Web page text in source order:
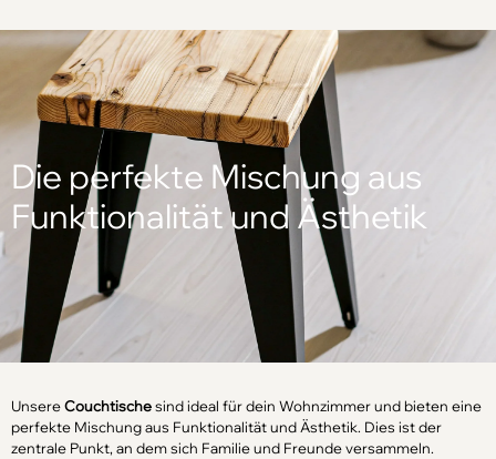
Die perfekte Mischung aus
Funktionalität und Ästhetik
UnsereCouchtischesind ideal für dein Wohnzimmer und bieten eine
perfekte Mischung aus Funktionalität und Ästhetik. Dies ist der
zentrale Punkt, an dem sich Familie und Freunde versammeln.